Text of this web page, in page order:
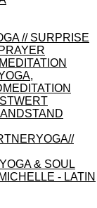
// SURPRISE
& SOUL
- LATIN